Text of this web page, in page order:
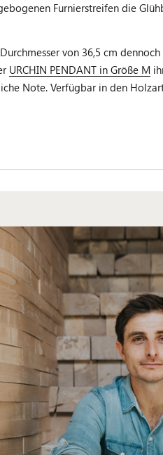
Furnierstreifen die
von 36,5 cm
URCHIN PENDANT in Größe M
Note. Verfügbar in den